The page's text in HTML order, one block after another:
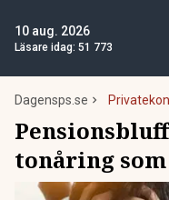
10 aug. 2026
Läsare idag: 51 773
Dagensps.se
tonåring